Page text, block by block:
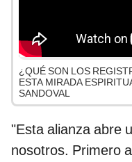
¿QUÉ SON LOS
ESTA MIRADA
SANDOVAL
"Esta alianza abre
nosotros. Primero